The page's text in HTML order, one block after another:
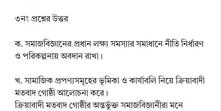
৩নং প্রশ্নের উত্তর
ক. সমাজবিজ্ঞানের প্রধান লক্ষ্য সমস্যার সমাধানে নীতি নির্ধারণ
ও পরিকল্পনায় অবদান রাখা।
খ. সামাজিক প্রপণ্যসমূহের ভূমিকা ও কার্যাবলি নিয়ে ক্রিয়াবাদী
মতবাদ গোষ্ঠী আলোচনা করে।
ক্রিয়াবাদী মতবাদ গোষ্ঠীর অন্তর্ভুক্ত সমাজবিজ্ঞানীরা মনে